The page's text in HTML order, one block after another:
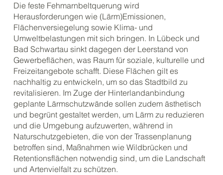
Die feste Fehmarnbeltquerung wird
Herausforderungen wie (Lärm)Emissionen,
Flächenversiegelung sowie Klima- und
Umweltbelastungen mit sich bringen. In Lübeck und
Bad Schwartau sinkt dagegen der Leerstand von
Gewerbeflächen, was Raum für soziale, kulturelle und
Freizeitangebote schafft. Diese Flächen gilt es
nachhaltig zu entwickeln, um so das Stadtbild zu
revitalisieren. Im Zuge der Hinterlandanbindung
geplante Lärmschutzwände sollen zudem ästhetisch
und begrünt gestaltet werden, um Lärm zu reduzieren
und die Umgebung aufzuwerten, während in
Naturschutzgebieten, die von der Trassenplanung
betroffen sind, Maßnahmen wie Wildbrücken und
Retentionsflächen notwendig sind, um die Landschaft
und Artenvielfalt zu schützen.